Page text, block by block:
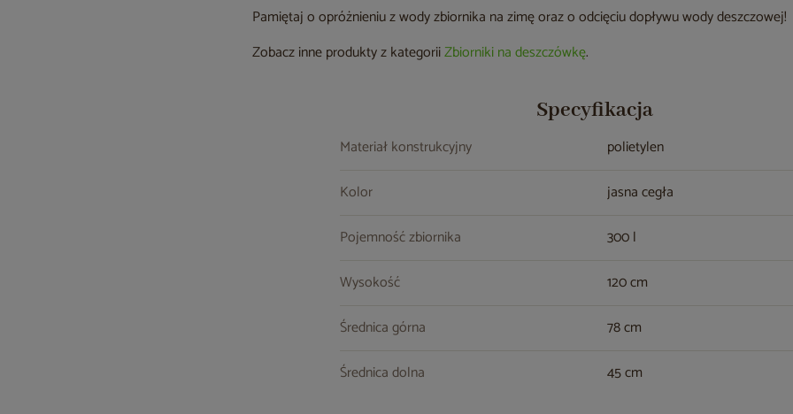
Pamiętaj o opróżnieniu z wody zbiornika na zimę oraz o odcięciu dopływu wody deszczowej!
Zobacz inne produkty z kategoriiZbiorniki na deszczówkę.
Specyfikacja
Materiał konstrukcyjny
polietylen
Kolor
jasna cegła
Pojemność zbiornika
300 l
Wysokość
120 cm
Średnica górna
78 cm
Średnica dolna
45 cm